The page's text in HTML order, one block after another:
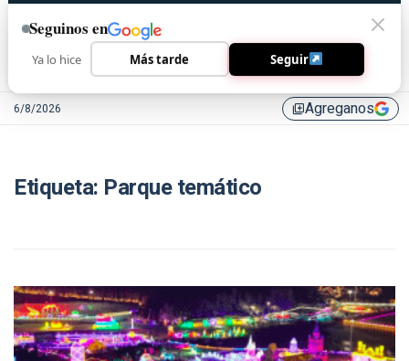
6/8/2026 library_addAgreganos
Etiqueta: Parque temático
Seguinos en
Ya lo hice Más tarde Seguir